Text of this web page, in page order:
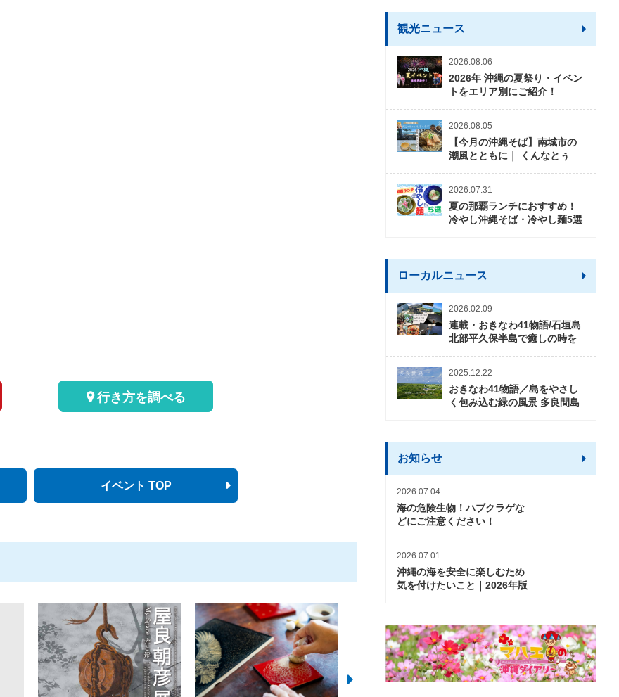
行き方を調べる
イベント TOP
観光ニュース
2026.08.06
2026年 沖縄の夏祭り・イベン
トをエリア別にご紹介！
2026.08.05
【今月の沖縄そば】南城市の
潮風とともに｜ くんなとぅ
2026.07.31
夏の那覇ランチにおすすめ！
冷やし沖縄そば・冷やし麺5選
ローカルニュース
2026.02.09
連載・おきなわ41物語/石垣島
北部平久保半島で癒しの時を
2025.12.22
おきなわ41物語／島をやさし
く包み込む緑の風景 多良間島
お知らせ
2026.07.04
海の危険生物！ハブクラゲな
どにご注意ください！
2026.07.01
沖縄の海を安全に楽しむため
気を付けたいこと｜2026年版